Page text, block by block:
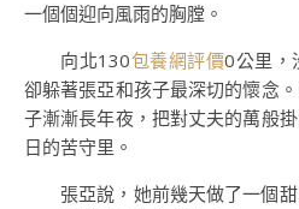
一個個迎向風雨的胸膛。
向北130包養網評價0公里，
卻躲著張亞和孩子最深切的懷念
子漸漸長年夜，把對丈夫的萬般
日的苦守里。
張亞說，她前幾天做了一個